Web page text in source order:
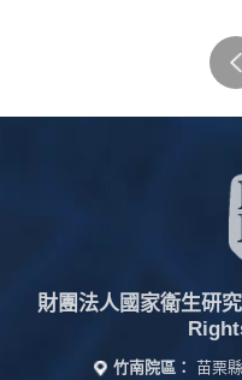
財團法人國家衛生研
竹南院區： 苗栗